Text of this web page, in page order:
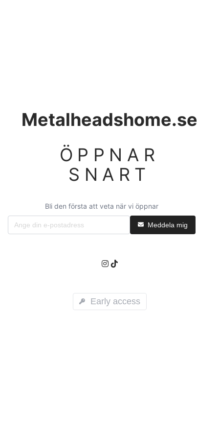
Metalheadshome.se
ÖPPNAR
SNART
Bli den första att veta när vi öppnar
Meddela mig
Early access